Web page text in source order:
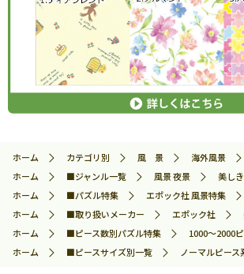
ホーム カテゴリ別 風 景 海外風景
ホーム
■ジャンル一覧 風景 夜景
美し
ホーム
■パズル特集 エポック社 風景特集
ホーム
■取り扱いメーカー エポック社
ホーム
■ピース数別パズル特集 1000～2000
ホーム
■ピースサイズ別一覧 ノーマルピース